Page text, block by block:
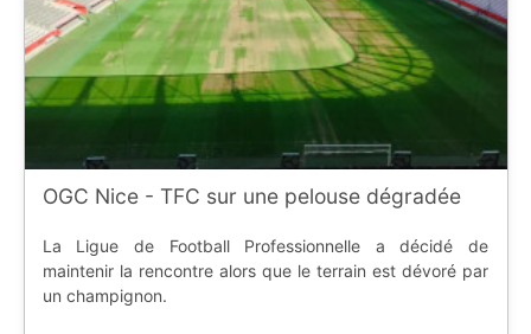
OGC Nice - TFC sur une pelouse dégradée
La Ligue de Football Professionnelle a décidé de
maintenir la rencontre alors que le terrain est dévoré par
un champignon.